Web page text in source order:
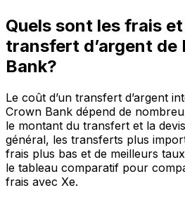
Quels sont les frais
transfert d’argent de
Bank?
Le coût d’un transfert d’argent
Crown Bank dépend de
le montant du transfert et la
général, les transferts plus
frais plus bas et de meilleurs
le tableau comparatif pour
frais avec Xe.